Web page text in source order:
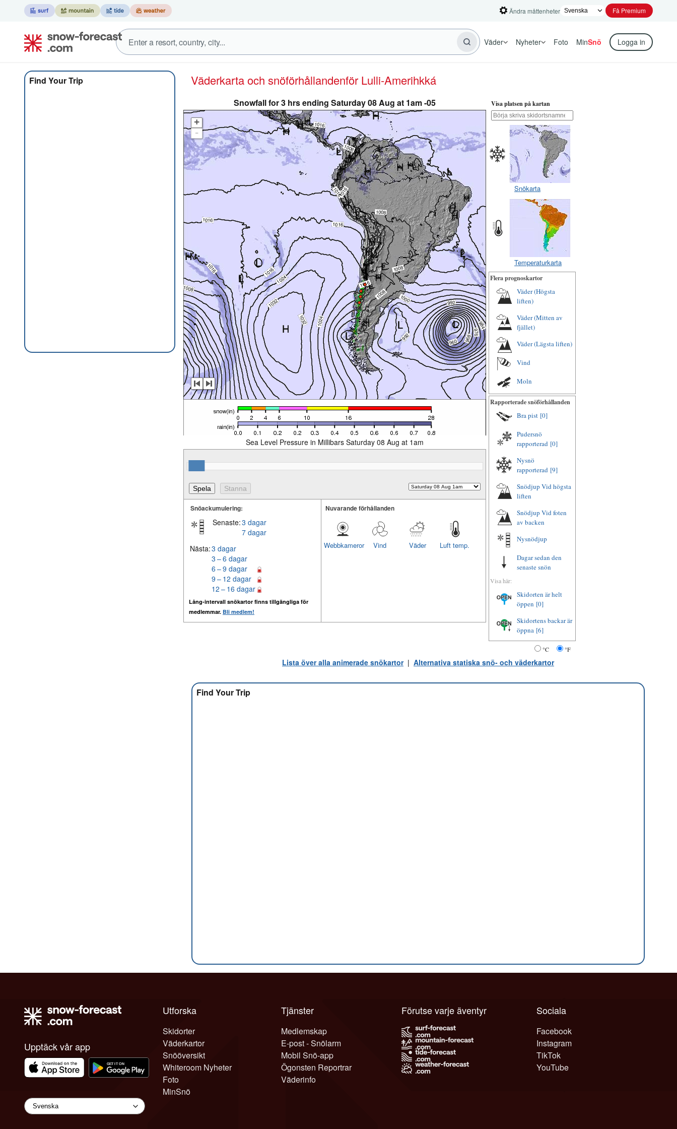
Ändra måttenheter Få Premium
Väder Nyheter Foto MinSnö Logga in
Find Your Trip Väderkarta och snöförhållandenför Lulli-Amerihkká
Snowfall for 3 hrs ending Saturday 08 Aug at 1am -05
+
-
Sea Level Pressure in Millibars Saturday 08 Aug at 1am
Snöackumulering:
Senaste:3 dagar
7 dagar
Nästa:3 dagar
3 – 6 dagar
6 – 9 dagar
9 – 12 dagar
12 – 16 dagar
Lång-intervall snökartor finns tillgängliga för
medlemmar. Bli medlem!
Nuvarande förhållanden
Luft temp.
Väder
Vind
Webbkameror
Visa platsen på kartan
Snökarta
Temperaturkarta
Flera prognoskartor
Väder (Högsta
liften)
Väder (Mitten av
fjället)
Väder (Lägsta liften)
Vind
Moln
Rapporterade snöförhållanden
Bra pist [0]
Pudersnö
rapporterad [0]
Nysnö
rapporterad [9]
Snödjup Vid högsta
liften
Snödjup Vid foten
av backen
Nysnödjup
Dagar sedan den
senaste snön
Visa här:
Skidorten är helt
öppen [0]
Skidortens backar är
öppna [6]
°C °F
Lista över alla animerade snökartor| Alternativa statiska snö- och väderkartor
Find Your Trip
Upptäck vår app
Utforska
Skidorter
Väderkartor
Snööversikt
Whiteroom Nyheter
Foto
MinSnö
Tjänster
Medlemskap
E-post - Snölarm
Mobil Snö-app
Ögonsten Reportrar
Väderinfo
Sociala
Facebook
Instagram
TikTok
YouTube
Förutse varje äventyr